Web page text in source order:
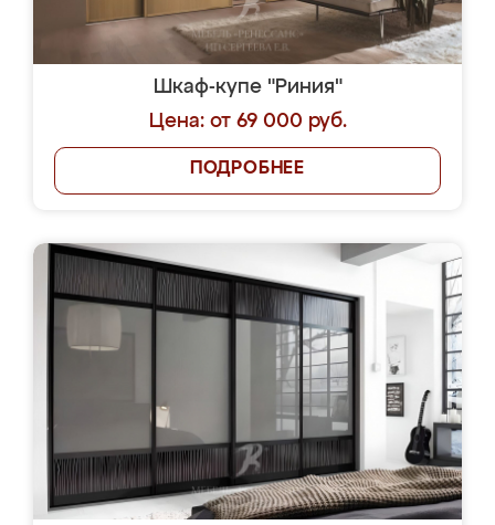
Шкаф-купе "Риния"
Цена: от 69 000 руб.
ПОДРОБНЕЕ